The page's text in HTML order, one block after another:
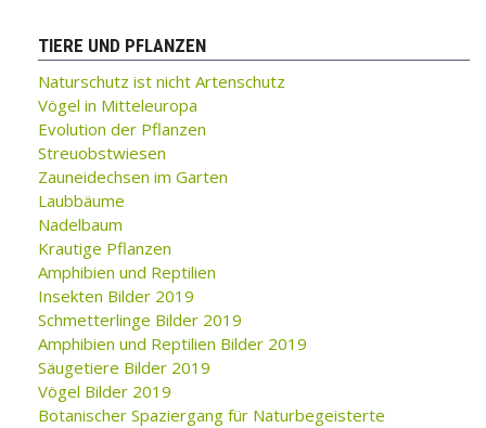
TIERE UND PFLANZEN
Naturschutz ist nicht Artenschutz
Vögel in Mitteleuropa
Evolution der Pflanzen
Streuobstwiesen
Zauneidechsen im Garten
Laubbäume
Nadelbaum
Krautige Pflanzen
Amphibien und Reptilien
Insekten Bilder 2019
Schmetterlinge Bilder 2019
Amphibien und Reptilien Bilder 2019
Säugetiere Bilder 2019
Vögel Bilder 2019
Botanischer Spaziergang für Naturbegeisterte